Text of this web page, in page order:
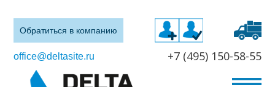
Обратиться в компанию
office@deltasite.ru +7 (495) 150-58-55